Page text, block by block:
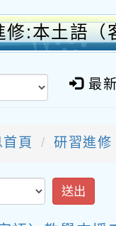
修:本土語（
最
頁 研習進修
送出